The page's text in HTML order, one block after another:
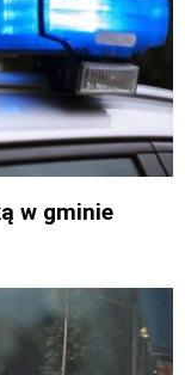
w gminie